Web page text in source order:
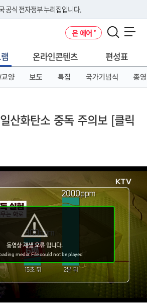
공식 전자정부 누리집입니다.
하기
다른 도메인 주소를 사용하고 있다면 아래 URL에
보세요
온 에어
온라인콘텐츠 편성표
양 보도 특집 국가기념식 종영
산화탄소 중독 주의보 [클릭